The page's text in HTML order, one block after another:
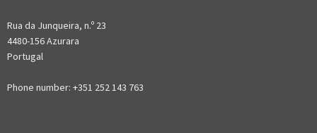
Rua da Junqueira, n.º 23
4480-156 Azurara
Portugal
Phone number: +351 252 143 763